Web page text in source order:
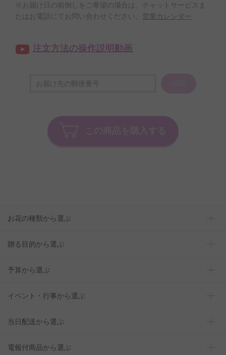
※お届け日の前倒しをご希望の場合は、チャットサービスま
たはお電話にてお問い合わせください。
営業カレンダー
注文方法の操作説明動画
この商品を購入する
お花の種類から選ぶ
贈る目的から選ぶ
予算から選ぶ
イベント・行事から選ぶ
当日配送から選ぶ
電報付商品から選ぶ